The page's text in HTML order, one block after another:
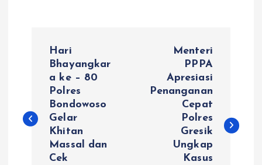
i
Hari
Bhayangkar
a ke – 80
Polres
Bondowoso
Gelar
Khitan
Massal dan
Cek
Menteri
PPPA
Apresiasi
Penanganan
Cepat
Polres
Gresik
Ungkap
Kasus